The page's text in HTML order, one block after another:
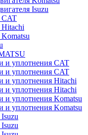
Isuzu
CAT
и уплотнения CAT
и уплотнения CAT
и уплотнения Hitachi
и уплотнения Hitachi
и уплотнения Komatsu
и уплотнения Komatsu